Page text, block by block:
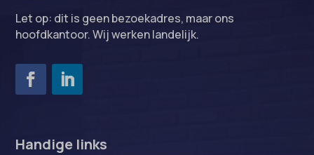
Let op: dit is geen bezoekadres, maar ons
hoofdkantoor. Wij werken landelijk.
Handige links